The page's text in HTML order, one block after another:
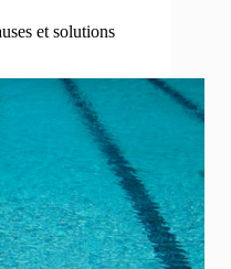
et solutions